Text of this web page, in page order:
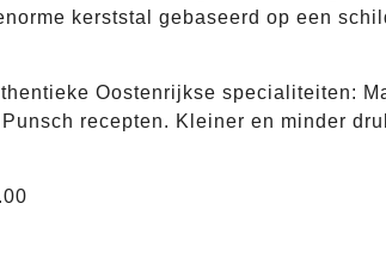
kerststal gebaseerd op een
Oostenrijkse specialiteiten:
recepten. Kleiner en minder